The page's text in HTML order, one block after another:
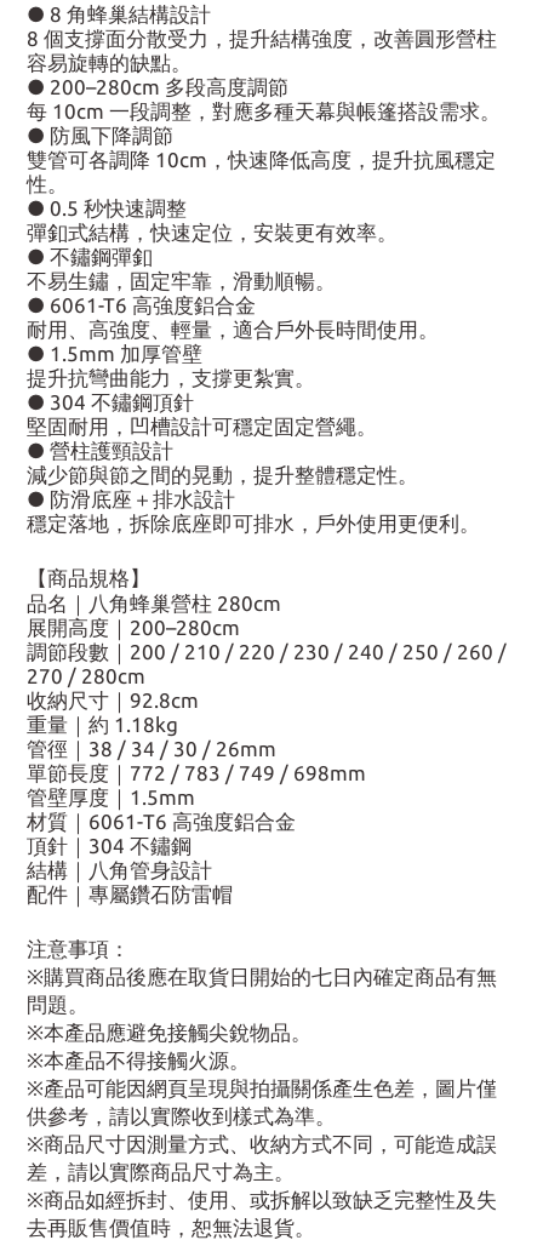
● 8 角蜂巢結構設計
8 個支撐面分散受力，提升結構強度，改善圓形營柱
容易旋轉的缺點。
● 200–280cm 多段高度調節
每 10cm 一段調整，對應多種天幕與帳篷搭設需求。
● 防風下降調節
雙管可各調降 10cm，快速降低高度，提升抗風穩定
性。
● 0.5 秒快速調整
彈釦式結構，快速定位，安裝更有效率。
● 不鏽鋼彈釦
不易生鏽，固定牢靠，滑動順暢。
● 6061-T6 高強度鋁合金
耐用、高強度、輕量，適合戶外長時間使用。
● 1.5mm 加厚管壁
提升抗彎曲能力，支撐更紮實。
● 304 不鏽鋼頂針
堅固耐用，凹槽設計可穩定固定營繩。
● 營柱護頸設計
減少節與節之間的晃動，提升整體穩定性。
● 防滑底座＋排水設計
穩定落地，拆除底座即可排水，戶外使用更便利。
【商品規格】
品名｜八角蜂巢營柱 280cm
展開高度｜200–280cm
調節段數｜200 / 210 / 220 / 230 / 240 / 250 / 260 /
270 / 280cm
收納尺寸｜92.8cm
重量｜約 1.18kg
管徑｜38 / 34 / 30 / 26mm
單節長度｜772 / 783 / 749 / 698mm
管壁厚度｜1.5mm
材質｜6061-T6 高強度鋁合金
頂針｜304 不鏽鋼
結構｜八角管身設計
配件｜專屬鑽石防雷帽
注意事項：
※購買商品後應在取貨日開始的七日內確定商品有無
問題。
※本產品應避免接觸尖銳物品。
※本產品不得接觸火源。
※產品可能因網頁呈現與拍攝關係產生色差，圖片僅
供參考，請以實際收到樣式為準。
※商品尺寸因測量方式、收納方式不同，可能造成誤
差，請以實際商品尺寸為主。
※商品如經拆封、使用、或拆解以致缺乏完整性及失
去再販售價值時，恕無法退貨。